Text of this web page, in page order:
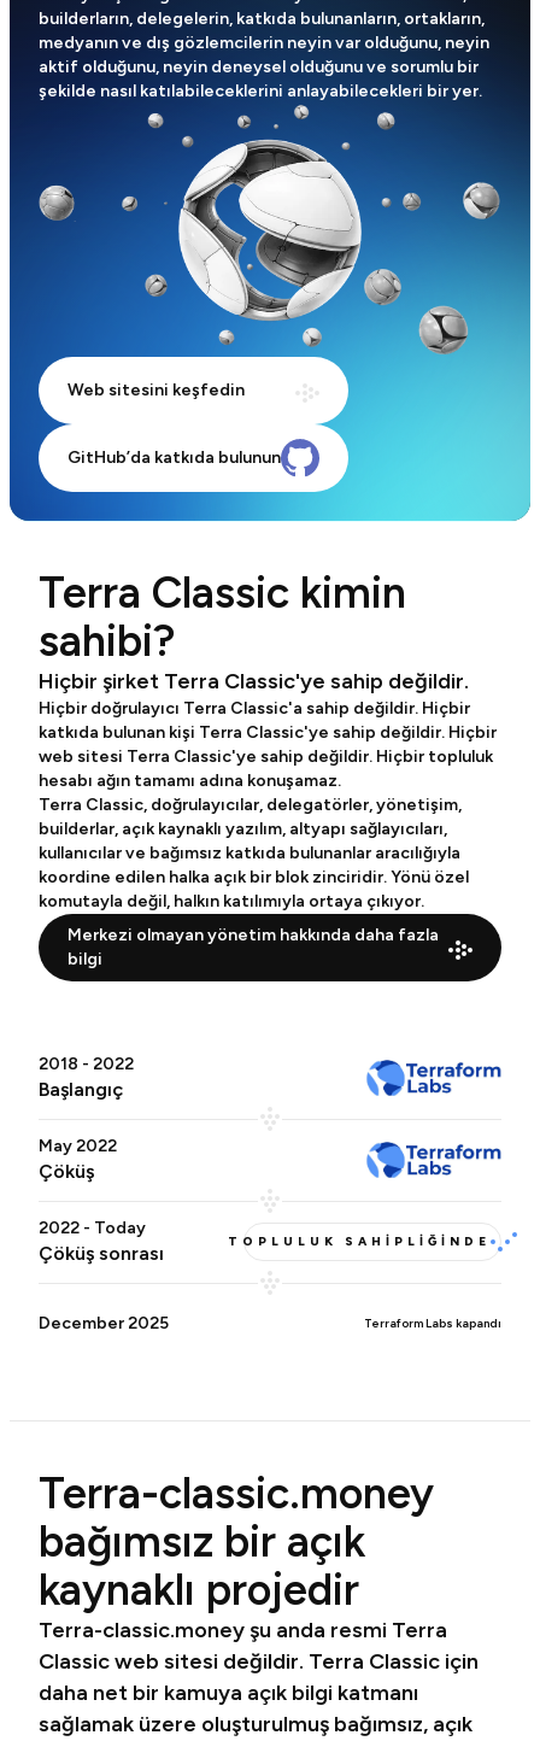
builderların, delegelerin, katkıda bulunanların, ortakların,
medyanın ve dış gözlemcilerin neyin var olduğunu, neyin
aktif olduğunu, neyin deneysel olduğunu ve sorumlu bir
şekilde nasıl katılabileceklerini anlayabilecekleri bir yer.
Web sitesini keşfedin
GitHub’da katkıda bulunun
Terra Classic kimin
sahibi?
Hiçbir şirket Terra Classic'ye sahip değildir.
Hiçbir doğrulayıcı Terra Classic'a sahip değildir. Hiçbir
katkıda bulunan kişi Terra Classic'ye sahip değildir. Hiçbir
web sitesi Terra Classic'ye sahip değildir. Hiçbir topluluk
hesabı ağın tamamı adına konuşamaz.
Terra Classic, doğrulayıcılar, delegatörler, yönetişim,
builderlar, açık kaynaklı yazılım, altyapı sağlayıcıları,
kullanıcılar ve bağımsız katkıda bulunanlar aracılığıyla
koordine edilen halka açık bir blok zinciridir. Yönü özel
komutayla değil, halkın katılımıyla ortaya çıkıyor.
Merkezi olmayan yönetim hakkında daha fazla
bilgi
2018 - 2022
Başlangıç
May 2022
Çöküş
2022 - Today
Çöküş sonrası
TOPLULUK SAHİPLİĞİNDE
December 2025 Terraform Labs kapandı
Terra-classic.money
bağımsız bir açık
kaynaklı projedir
Terra-classic.money şu anda resmi Terra
Classic web sitesi değildir. Terra Classic için
daha net bir kamuya açık bilgi katmanı
sağlamak üzere oluşturulmuş bağımsız, açık